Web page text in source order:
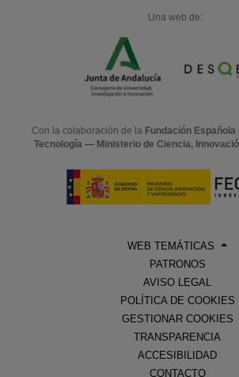
Una web de:
Con la colaboración de la Fundación
Tecnología — Ministerio de Ciencia,
WEB TEMÁTICAS
PATRONOS
AVISO LEGAL
POLÍTICA DE COOKIES
GESTIONAR COOKIES
TRANSPARENCIA
ACCESIBILIDAD
CONTACTO